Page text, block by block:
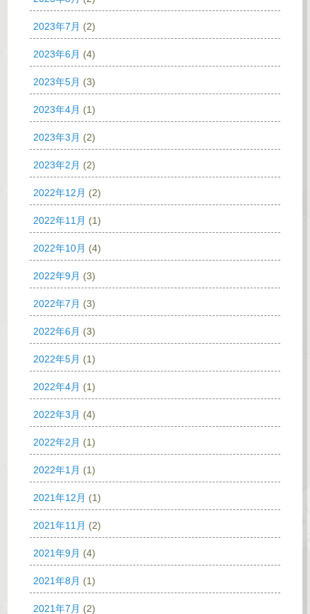
2023年7月 (2)
2023年6月 (4)
2023年5月 (3)
2023年4月 (1)
2023年3月 (2)
2023年2月 (2)
2022年12月 (2)
2022年11月 (1)
2022年10月 (4)
2022年9月 (3)
2022年7月 (3)
2022年6月 (3)
2022年5月 (1)
2022年4月 (1)
2022年3月 (4)
2022年2月 (1)
2022年1月 (1)
2021年12月 (1)
2021年11月 (2)
2021年9月 (4)
2021年8月 (1)
2021年7月 (2)